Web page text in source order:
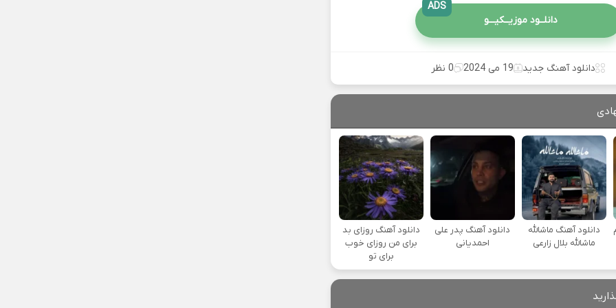
دانلــود موزیــکیـــو
ADS
دانلود آهنگ جدید 19 می 2024 0 نظر
دانلود آهنگ ماشالله
ماشالله بلال زارعی
دانلود آهنگ پدر علی
احمدیانی
دانلود آهنگ روزای بد
برای من روزای خوب
برای تو